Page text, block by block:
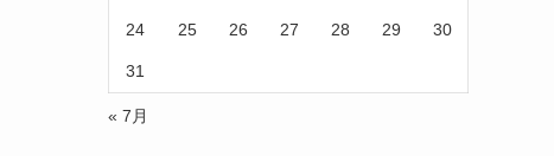
24 25 26 27 28 29 30
31
« 7月